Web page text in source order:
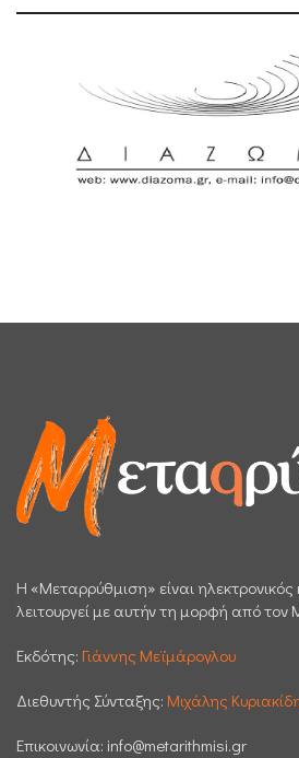
H «Μεταρρύθμιση» είναι
λειτουργεί με αυτήν τη μορφή από τον
Εκδότης: Γιάννης Μεϊμάρογλου
Διεθυντής Σύνταξης: Μιχάλης
Επικοινωνία: info@metarithmisi.gr